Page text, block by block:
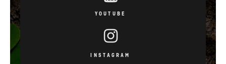
YOUTUBE
INSTAGRAM